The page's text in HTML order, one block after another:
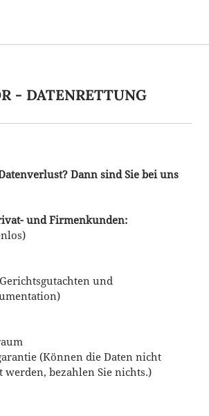
- DATENRETTUNG
Dann sind Sie bei uns
und Firmenkunden:
und
(Können die Daten nicht
werden, bezahlen Sie nichts.)